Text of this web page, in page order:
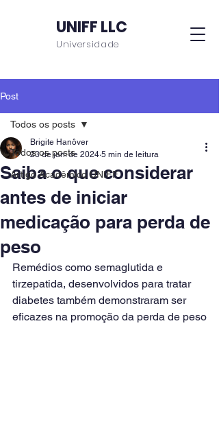
UNIFF LLC
Universidade
Post
Todos os posts
Artigo Acadêmico UNIFF
Todos os posts
Saiba o que considerar
antes de iniciar
medicação para perda de
peso
Brigite Hanôver
23 de jan. de 2024 5 min de leitura
Remédios como semaglutida e
tirzepatida, desenvolvidos para tratar
diabetes também demonstraram ser
eficazes na promoção da perda de peso